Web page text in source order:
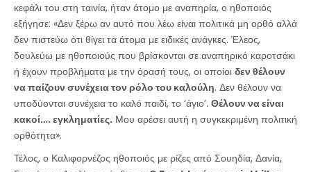
κεφάλι του στη ταινία, ήταν άτομο με αναπηρία, ο ηθοποιός
εξήγησε: «Δεν ξέρω αν αυτό που λέω είναι πολιτικά μη ορθό αλλά
δεν πιστεύω ότι θίγει τα άτομα με ειδικές ανάγκες. Έλεος,
δουλεύω με ηθοποιούς που βρίσκονται σε αναπηρικό καροτσάκι
ή έχουν προβλήματα με την όρασή τους, οι οποίοι δεν θέλουν
να παίζουν συνέχεια τον ρόλο του καλούλη. Δεν θέλουν να
υποδύονται συνέχεια το καλό παιδί, το ‘άγιο’. Θέλουν να είναι
κακοί…. εγκληματίες. Μου αρέσει αυτή η συγκεκριμένη πολιτική
ορθότητα».
Τέλος, ο Καλιφορνέζος ηθοποιός με ρίζες από Σουηδία, Δανία,